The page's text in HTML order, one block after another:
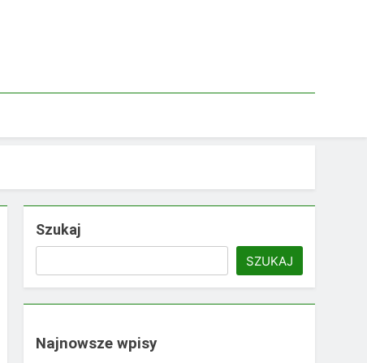
Szukaj
SZUKAJ
Najnowsze wpisy